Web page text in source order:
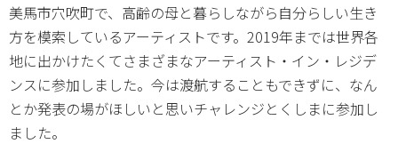
美馬市穴吹町で、高齢の母と暮らしながら自分らしい生き
方を模索しているアーティストです。2019年までは世界各
地に出かけたくてさまざまなアーティスト・イン・レジデ
ンスに参加しました。今は渡航することもできずに、なん
とか発表の場がほしいと思いチャレンジとくしまに参加し
ました。